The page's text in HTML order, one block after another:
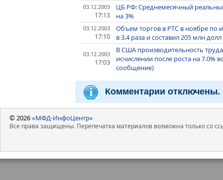
03.12.2003
17:13
ЦБ РФ: Среднемесячный
на 3%
03.12.2003
17:10
Объем торгов в РТС в ноябре по
в 3.4 раза и составил 205 млн долл
03.12.2003
17:03
В США производительность
исчислении после роста на 7.0%
сообщение)
Комментарии отключены.
© 2026«МФД-ИнфоЦентр»
Все права защищены. Перепечатка материалов возможна только со